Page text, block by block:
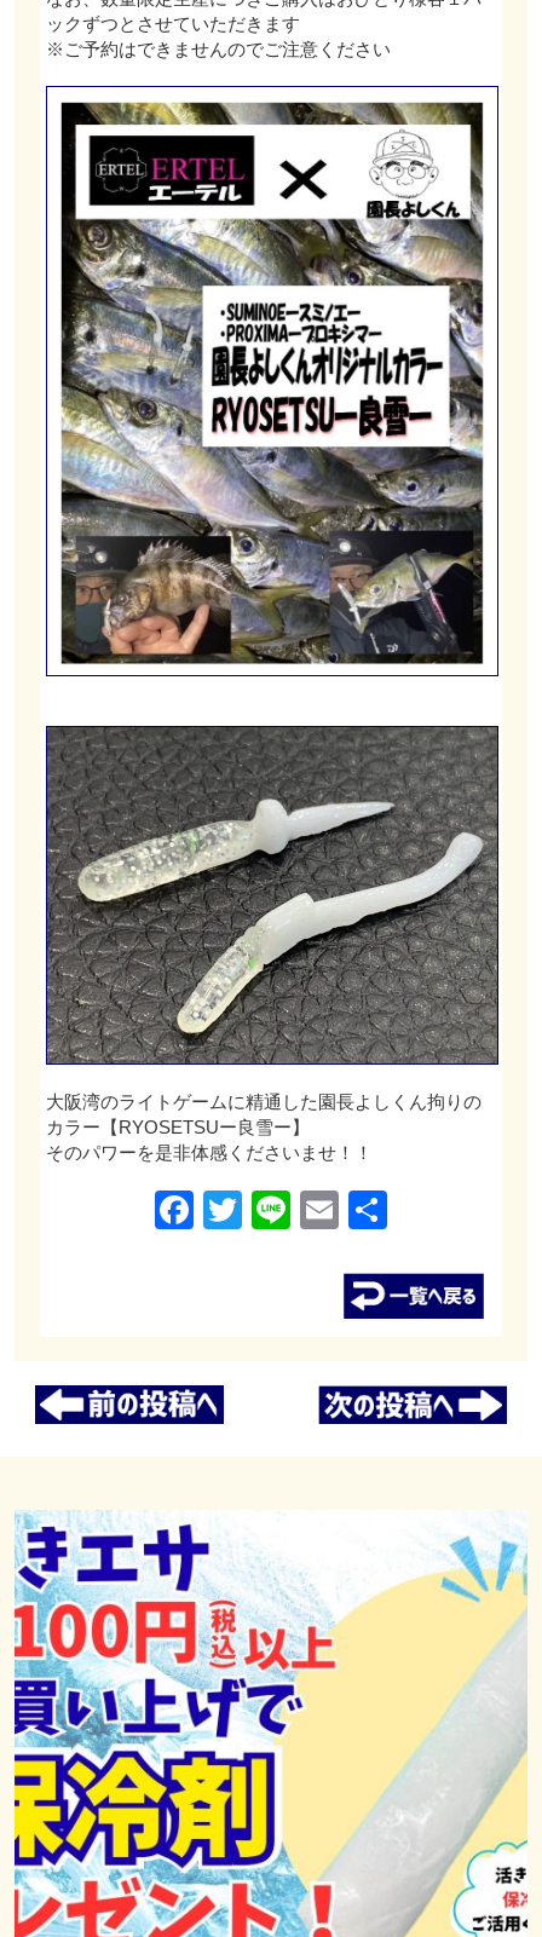
ックずつとさせていただきます
※ご予約はできませんのでご注意ください
大阪湾のライトゲームに精通した園長よしくん拘りの
カラー【RYOSETSUー良雪ー】
そのパワーを是非体感くださいませ！！
Facebook
Twitter
LineEmail